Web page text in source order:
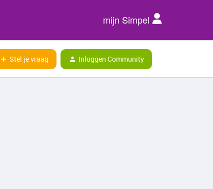
mijn Simpel
Stel je vraag Inloggen Community